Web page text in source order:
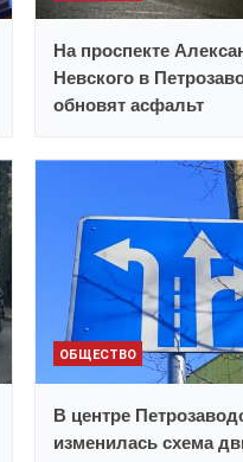
На проспекте
Невского в
обновят асфальт
ОБЩЕСТВО
В центре
изменилась схема